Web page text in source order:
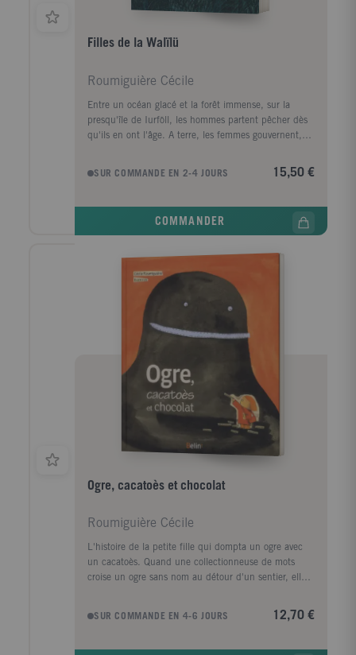
Filles de la Walïlü
Roumiguière Cécile
Entre un océan glacé et la forêt immense, sur la
presqu'île de Iurföll, les hommes partent pêcher dès
qu'ils en ont l'âge. A terre, les femmes gouvernent,
toutes les amours qu'elles désirent. C'est dans cette
présages. Une malédiction planerait-elle sur elle ? Qui
et semble prête à lever tout le village contre elle ? Au
nom de quelle vengeance ? Pendant ce temps, dans
la forêt, rôde la Walïlü, fascinante créature des contes
horrifiques de son enfance...
SUR COMMANDE EN 2-4 JOURS 15,50 €
COMMANDER
Ogre, cacatoès et chocolat
Roumiguière Cécile
L'histoire de la petite fille qui dompta un ogre avec
un cacatoès. Quand une collectionneuse de mots
croise un ogre sans nom au détour d'un sentier, elle
Manon espère ne pas être dévorée toute crue. Mais
SUR COMMANDE EN 4-6 JOURS 12,70 €